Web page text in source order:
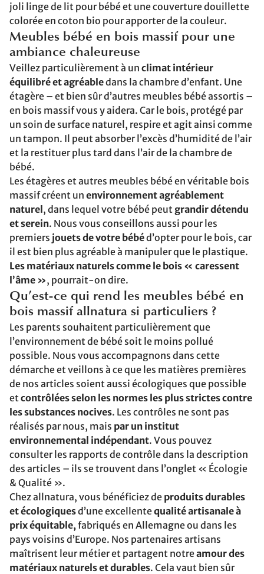
joli linge de lit pour bébé et une couverture douillette
colorée en coton bio pour apporter de la couleur.
Meubles bébé en bois massif pour une
ambiance chaleureuse
Veillez particulièrement à un climat intérieur
équilibré et agréabledans la chambre d’enfant. Une
étagère – et bien sûr d’autres meubles bébé assortis –
en bois massif vous y aidera. Car le bois, protégé par
un soin de surface naturel, respire et agit ainsi comme
un tampon. Il peut absorber l’excès d’humidité de l’air
et la restituer plus tard dans l’air de la chambre de
bébé.
Les étagères et autres meubles bébé en véritable bois
massif créent un environnement agréablement
naturel , dans lequel votre bébé peut grandir détendu
et serein. Nous vous conseillons aussi pour les
premiers jouets de votre bébéd’opter pour le bois, car
il est bien plus agréable à manipuler que le plastique.
Les matériaux naturels comme le bois « caressent
l’âme », pourrait-on dire.
Qu’est-ce qui rend les meubles bébé en
bois massif allnatura si particuliers ?
Les parents souhaitent particulièrement que
l’environnement de bébé soit le moins pollué
possible. Nous vous accompagnons dans cette
démarche et veillons à ce que les matières premières
de nos articles soient aussi écologiques que possible
etcontrôlées selon les normes les plus strictes contre
les substances nocives. Les contrôles ne sont pas
réalisés par nous, mais par un institut
environnemental indépendant. Vous pouvez
consulter les rapports de contrôle dans la description
des articles – ils se trouvent dans l’onglet « Écologie
& Qualité ».
Chez allnatura, vous bénéficiez de produits durables
et écologiquesd’une excellentequalité artisanale à
prix équitable,fabriqués en Allemagne ou dans les
pays voisins d’Europe. Nos partenaires artisans
maîtrisent leur métier et partagent notreamour des
matériaux naturels et durables. Cela vaut bien sûr